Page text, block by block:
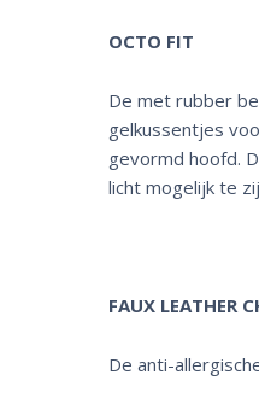
OCTO FIT
De met rubber
gelkussentjes
gevormd hoofd.
licht mogelijk te
FAUX LEATHER
De anti-